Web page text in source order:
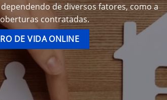
de diversos fatores, como a
contratadas.
DE VIDA ONLINE